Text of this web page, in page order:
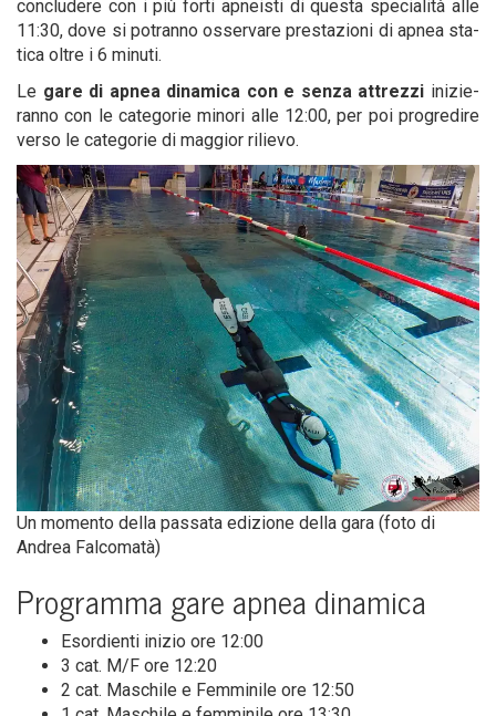
con­clu­de­re con i più for­ti apnei­sti di que­sta spe­cia­li­tà alle
11:30, dove si potran­no osser­va­re pre­sta­zio­ni di apnea sta­
ti­ca oltre i 6 minuti.
Le gare di apnea dina­mi­ca con e sen­za attrez­zi ini­zie­
ran­no con le cate­go­rie mino­ri alle 12:00, per poi pro­gre­di­re
ver­so le cate­go­rie di mag­gior rilievo.
Un momen­to del­la pas­sa­ta edi­zio­ne del­la gara (foto di
Andrea Falcomatà)
Pro­gram­ma gare apnea dinamica
Esor­dien­ti ini­zio ore 12:00
3 cat. M/F ore 12:20
2 cat. Maschi­le e Fem­mi­ni­le ore 12:50